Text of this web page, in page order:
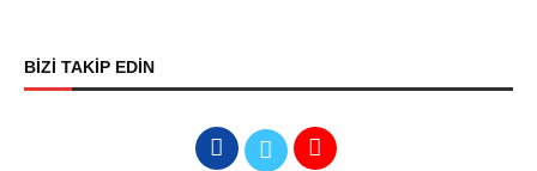
BİZİ TAKİP EDİN